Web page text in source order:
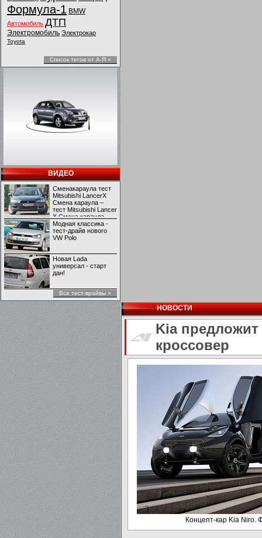
Формула-1 BMW
Автомобиль ДТП
Электромобиль Электрокар
Toyota
Список тегов от А-Я »
ВИДЕО
Сменакараула тест
Mitsubishi LancerX
Смена караула –
тест Mitsubishi Lancer
X Смена караула –
тест Mitsubishi Lancer
X
Модная классика -
тест-драйв нового
VW Polo
Новая Lada
универсал - старт
дан!
Все тест-врайвы »
НОВОСТИ
Kia
кроссовер
Концепт-кар Kia Niro.